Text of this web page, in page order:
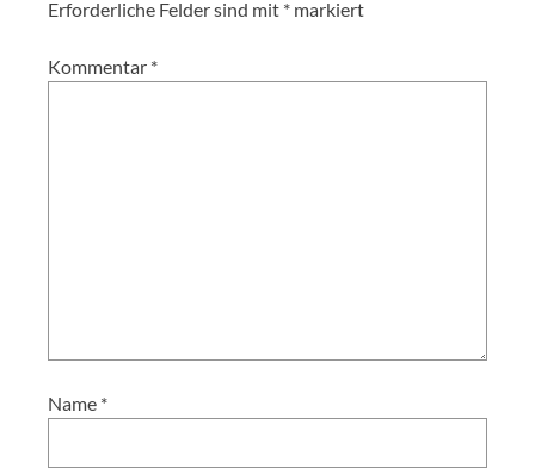
Erforderliche Felder sind mit * markiert
Kommentar *
Name *